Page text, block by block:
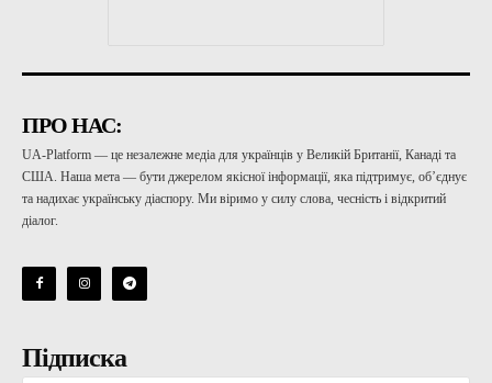
ПРО НАС:
UA-Platform — це незалежне медіа для українців у Великій Британії, Канаді та
США. Наша мета — бути джерелом якісної інформації, яка підтримує, об’єднує
та надихає українську діаспору. Ми віримо у силу слова, чесність і відкритий
діалог.
Підписка